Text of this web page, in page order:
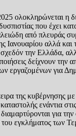
ολοκληρώνεται η
που έχει
από πλευράς
Ιανουαρίου αλλά και
την Ελλάδα,
δείχνουν την
εργαζομένων για
της κυβέρνησης
ενάντια
για
του εγκλήματος των